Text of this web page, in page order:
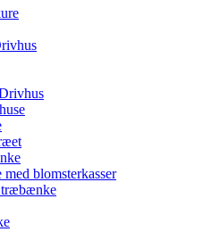
blomsterkasser
træbænke